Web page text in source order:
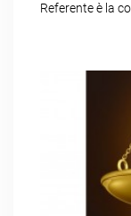
Referente è la